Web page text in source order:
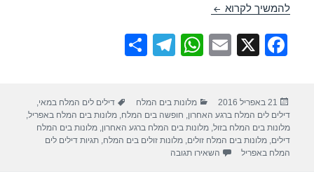
להמשיך לקרוא מבצע במלון פרימה ספא קלאב – ים המלח 27/04/2016
F
e
b
o
X
E
W
s
A
p
T
gr
a
e
פורסם
בתאריך
21 באפריל 2016 קטגוריות
מלונות בים המלח תגיות
דילים לים המלח במאי
דילים לים המלח ברגע האחרון חופשה בים המלח ,מלונות בים המלח באפריל
מלונות בים המלח בזול ,מלונות בים המלח ברגע האחרון ,מלונות בים המלח
דילים ,מלונות בים המלח זולים ,מלונות זולים בים המלח ,תגיות דילים לים
המלח באפריל
השאירו תגובה